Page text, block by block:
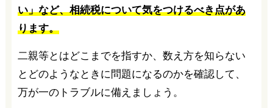
い」など、相続税について気をつけるべき点があ
ります。
二親等とはどこまでを指すか、数え方を知らない
とどのようなときに問題になるのかを確認して、
万が一のトラブルに備えましょう。